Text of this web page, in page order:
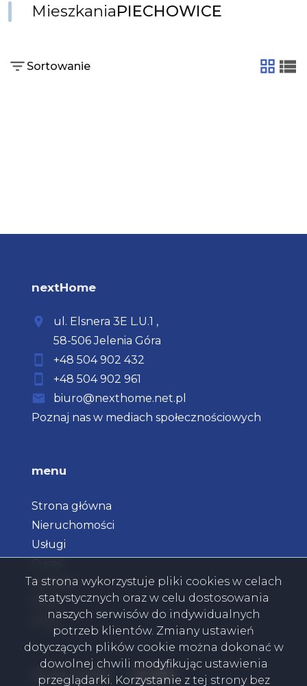
MieszkaniaPIECHOWICE
Sortowanie
tabela
nextHome
ul. Elsnera 3E L.U.1 ,
58-506 Jelenia Góra
+48 504 902 432
+48 504 902 961
biuro@nexthome.net.pl
Poznaj nas w mediach społecznościowych
menu
Strona główna
Nieruchomości
Usługi
Kontakt
Blog
Rodo
social media Facebook
Facebook
Facebook
Facebook
Ta strona wykorzystuje pliki cookies w celach
statystycznych oraz w celu dostosowania
naszych serwisów do indywidualnych
potrzeb klientów. Zmiany ustawień
dotyczących plików cookie można dokonać w
dowolnej chwili modyfikując ustawienia
przeglądarki. Korzystanie z tej strony bez